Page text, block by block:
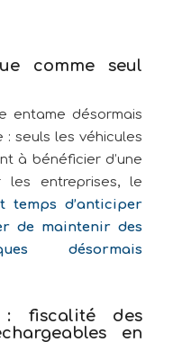
comme seul
entame désormais
seuls les véhicules
à bénéficier d’une
les entreprises, le
temps d’anticiper
de maintenir des
désormais
: fiscalité des
en